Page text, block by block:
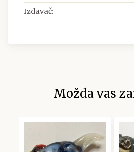
Izdavač:
Možda vas